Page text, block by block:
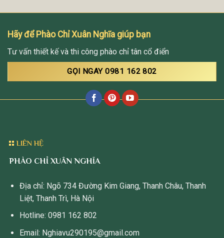
Hãy để Phào Chỉ Xuân Nghĩa giúp bạn
Tư vấn thiết kế và thi công phào chỉ tân cổ điển
GỌI NGAY 0981 162 802
LIÊN HỆ
PHÀO CHỈ XUÂN NGHĨA
Địa chỉ: Ngõ 734 Đường Kim Giang, Thanh Châu, Thanh
Liệt, Thanh Trì, Hà Nội
Hotline: 0981 162 802
Email: Nghiavu290195@gmail.com